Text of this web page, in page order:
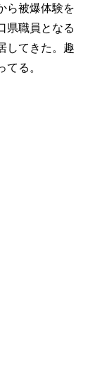
ら被爆体験を
県職員となる
してきた。趣
る。